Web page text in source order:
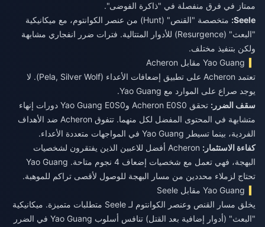
ممتاز في فرق منفصلة في "ذاكرة الفوضى".
Seele:
متخصصة "القنص" (Hunt) من عنصر الكوانتوم، مع ميكانيكية
"البعث" (Resurgence) للأدوار المتتالية. فترات ضرر انفجاري مشابهة
ولكن بتنفيذ مختلف.
Yao Guang مقابل Acheron
تعتمد Acheron على تطبيق إضعافات الأعداء (Pela, Silver Wolf). لا
يوجد صراع على الموارد مع Yao Guang.
سقف الضرر:
تحقق Acheron E0S0 وYao Guang E0S0 دورات إنهاء
متشابهة في المحتوى المفضل لكل منهما. تتفوق Acheron ضد الأهداف
الفردية، بينما تسيطر Yao Guang في المواجهات متعددة الأعداء.
كفاءة الاستثمار:
Acheron أفضل للاعبين الذين يفتقرون لشخصيات
البهجة، فهي تعمل مع شخصيات إضعاف 4 نجوم متاحة. Yao Guang
تحتاج لزملاء محددين من مسار البهجة للوصول لأقصى تراكم للموهبة.
Yao Guang مقابل Seele
يخلق مسار القنص وعنصر الكوانتوم لـ Seele متطلبات متميزة. ميكانيكية
"البعث" (أدوار إضافية بعد القتل) تنافس أسلوب Yao Guang في الضرر